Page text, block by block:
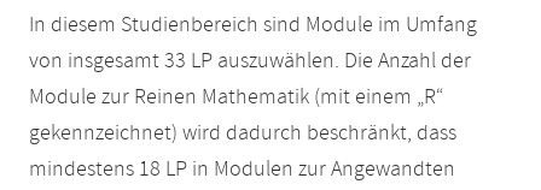
In diesem Studienbereich sind Module im Umfang
von insgesamt 33 LP auszuwählen. Die Anzahl der
Module zur Reinen Mathematik (mit einem „R“
gekennzeichnet) wird dadurch beschränkt, dass
mindestens 18 LP in Modulen zur Angewandten